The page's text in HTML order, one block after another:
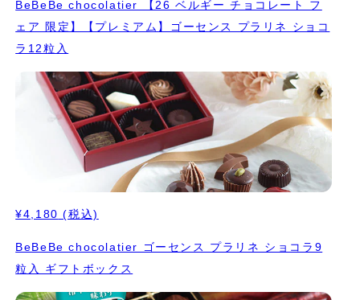
BeBeBe chocolatier 【26 ベルギー チョコレート フ
ェア 限定】【プレミアム】ゴーセンス プラリネ ショコ
ラ12粒入
¥4,180 (税込)
BeBeBe chocolatier ゴーセンス プラリネ ショコラ9
粒入 ギフトボックス